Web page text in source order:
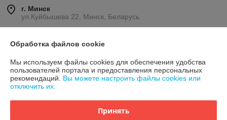
г. Минск
ул.Куйбышева 22, Минск, Беларусь
Показать весь график работы
41 отзыва за всё время
Обработка файлов cookie
Мы используем файлы cookies для обеспечения удобства
пользователей портала и предоставления персональных
рекомендаций. Вы можете настроить файлы cookies или
отключить их.
Принять